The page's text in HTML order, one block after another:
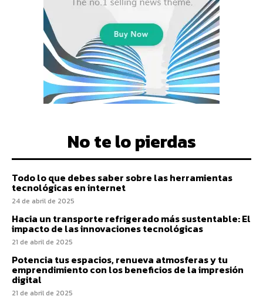
No te lo pierdas
Todo lo que debes saber sobre las herramientas
tecnológicas en internet
24 de abril de 2025
Hacia un transporte refrigerado más sustentable: El
impacto de las innovaciones tecnológicas
21 de abril de 2025
Potencia tus espacios, renueva atmosferas y tu
emprendimiento con los beneficios de la impresión
digital
21 de abril de 2025